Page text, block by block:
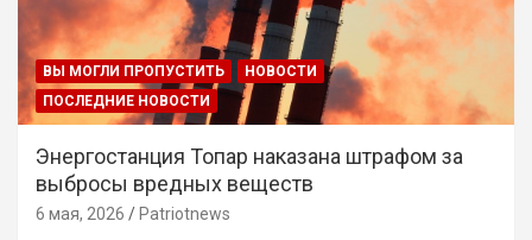
ВЫ МОГЛИ ПРОПУСТИТЬ
НОВОСТИ
ПОСЛЕДНИЕ НОВОСТИ
Энергостанция Топар наказана штрафом за
выбросы вредных веществ
6 мая, 2026 Patriotnews